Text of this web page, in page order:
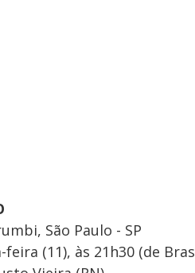
São Paulo - SP
feira (11), às 21h30 (de